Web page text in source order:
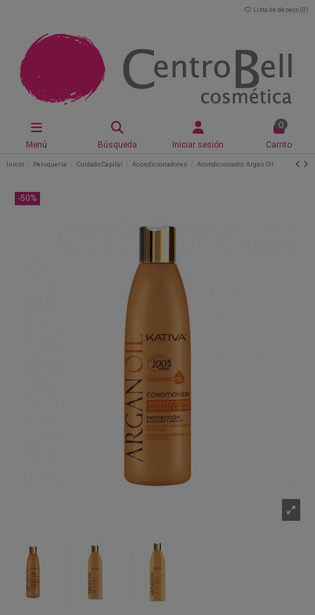
Lista de deseos (0 )
Menú Búsqueda Iniciar sesión
0
Carrito
Inicio Peluquería Cuidado Capilar Acondicionadores Acondicionador Argan Oil
-50%